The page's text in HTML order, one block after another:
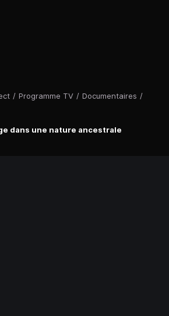
/ Programme TV / Documentaires /
dans une nature ancestrale